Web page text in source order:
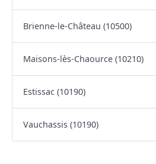
Brienne-le-Château (10500)
Maisons-lès-Chaource (10210)
Estissac (10190)
Vauchassis (10190)